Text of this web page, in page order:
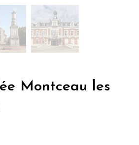
Montceau les